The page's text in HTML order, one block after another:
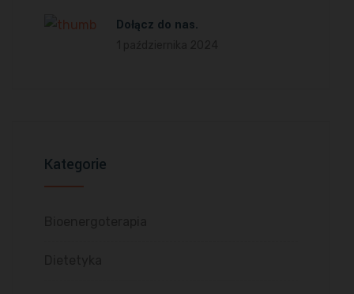
Dołącz do nas.
Kategorie